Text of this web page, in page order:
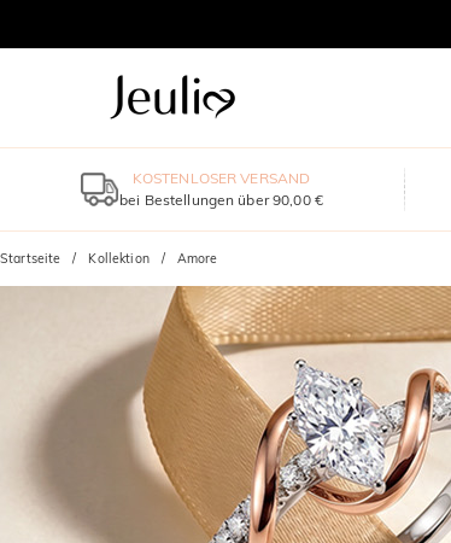
KOSTENLOSER VERSAND
bei Bestellungen über 90,00 €
Startseite Kollektion Amore